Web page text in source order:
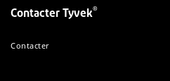
Contacter Tyvek®
Contacter